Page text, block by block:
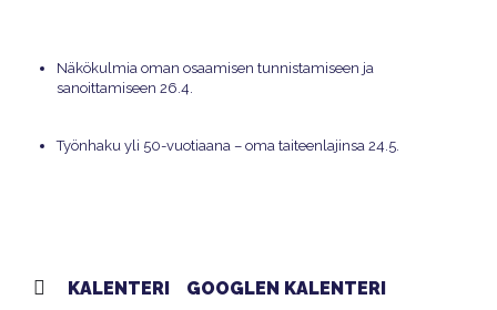
Näkökulmia oman osaamisen tunnistamiseen ja
sanoittamiseen 26.4.
Työnhaku yli 50-vuotiaana – oma taiteenlajinsa 24.5.
KALENTERI GOOGLEN KALENTERI